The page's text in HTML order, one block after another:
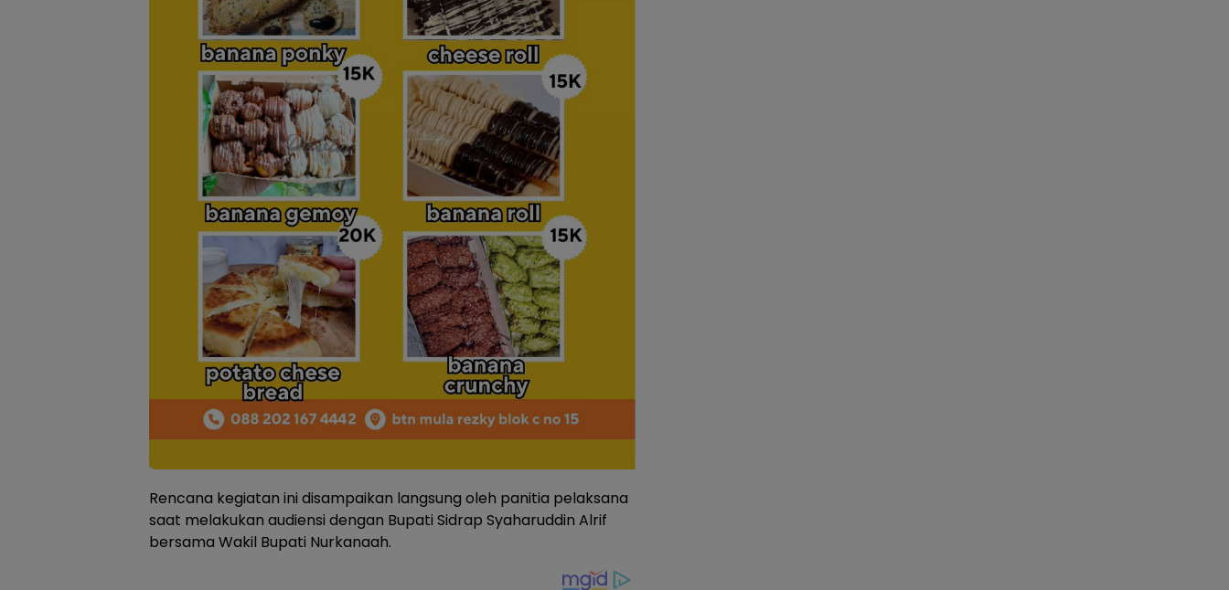
Rencana kegiatan ini disampaikan langsung oleh panitia pelaksana
saat melakukan audiensi dengan Bupati Sidrap Syaharuddin Alrif
bersama Wakil Bupati Nurkanaah.